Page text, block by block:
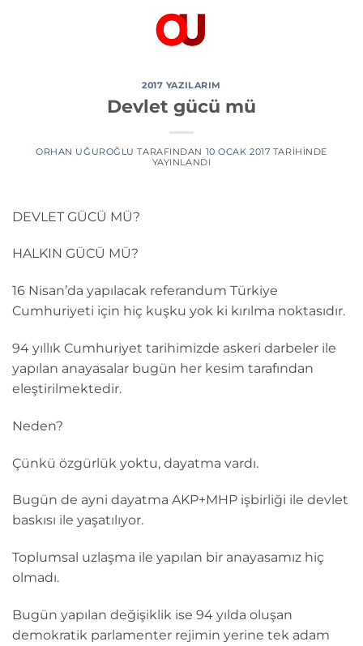
2017 YAZILARIM
Devlet gücü mü
ORHAN UĞUROĞLU TARAFINDAN 10 OCAK 2017 TARIHINDE
YAYINLANDI
DEVLET GÜCÜ MÜ?
HALKIN GÜCÜ MÜ?
16 Nisan’da yapılacak referandum Türkiye
Cumhuriyeti için hiç kuşku yok ki kırılma noktasıdır.
94 yıllık Cumhuriyet tarihimizde askeri darbeler ile
yapılan anayasalar bugün her kesim tarafından
eleştirilmektedir.
Neden?
Çünkü özgürlük yoktu, dayatma vardı.
Bugün de ayni dayatma AKP+MHP işbirliği ile devlet
baskısı ile yaşatılıyor.
Toplumsal uzlaşma ile yapılan bir anayasamız hiç
olmadı.
Bugün yapılan değişiklik ise 94 yılda oluşan
demokratik parlamenter rejimin yerine tek adam